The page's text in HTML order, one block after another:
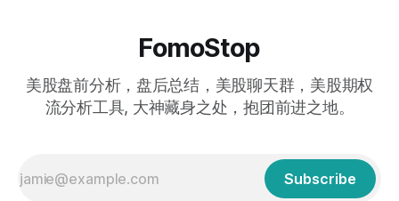
FomoStop
美股盘前分析，盘后总结，美股聊天群，美股期权
流分析工具, 大神藏身之处，抱团前进之地。
Subscribe